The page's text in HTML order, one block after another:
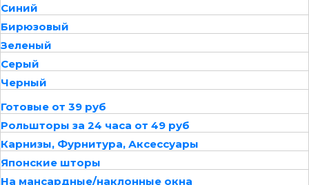
Синий
Бирюзовый
Зеленый
Серый
Черный
Готовые от 39 руб
Рольшторы за 24 часа от 49 руб
Карнизы, Фурнитура, Аксессуары
Японские шторы
На мансардные/наклонные окна